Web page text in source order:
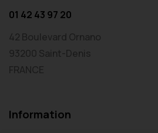
01 42 43 97 20
42 Boulevard Ornano
93200 Saint-Denis
FRANCE
Information